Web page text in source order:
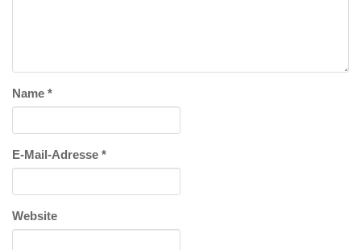
Name *
E-Mail-Adresse *
Website